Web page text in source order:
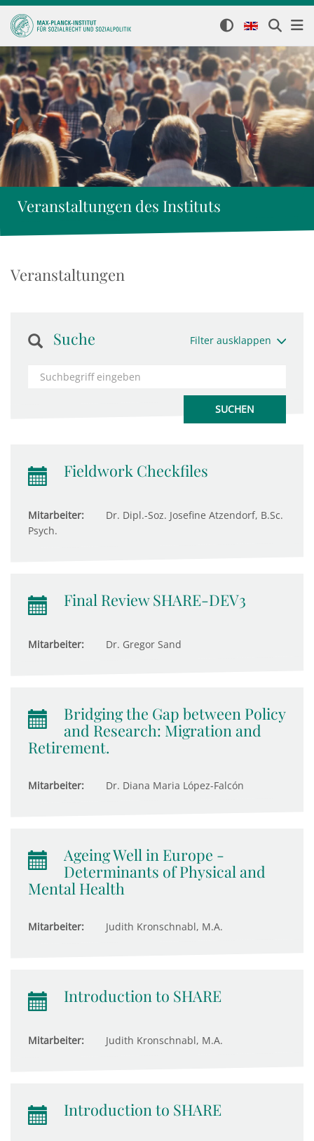
Veranstaltungen des Instituts
Veranstaltungen
Suche Filter ausklappen
Fieldwork Checkfiles
Mitarbeiter:
Dr. Dipl.-Soz. Josefine Atzendorf, B.Sc.
Psych.
Final Review SHARE-DEV3
Mitarbeiter: Dr. Gregor Sand
Bridging the Gap between Policy
and Research: Migration and
Retirement.
Mitarbeiter: Dr. Diana Maria López-Falcón
Ageing Well in Europe -
Determinants of Physical and
Mental Health
Mitarbeiter: Judith Kronschnabl, M.A.
Introduction to SHARE
Mitarbeiter: Judith Kronschnabl, M.A.
Introduction to SHARE